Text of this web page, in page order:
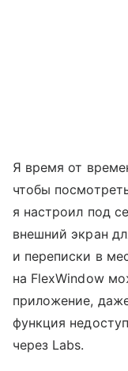
Я время от
чтобы
я настроил под
внешний экран
и переписки в
на FlexWindow
приложение,
функция
через Labs.